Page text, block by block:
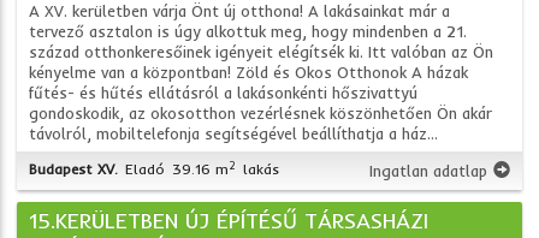
A XV. kerületben várja Önt új otthona! A lakásainkat már a
tervező asztalon is úgy alkottuk meg, hogy mindenben a 21.
század otthonkeresőinek igényeit elégítsék ki. Itt valóban az Ön
kényelme van a központban! Zöld és Okos Otthonok A házak
fűtés- és hűtés ellátásról a lakásonkénti hőszivattyú
gondoskodik, az okosotthon vezérlésnek köszönhetően Ön akár
távolról, mobiltelefonja segítségével beállíthatja a ház...
Budapest XV. Eladó 39.16 m2 lakás Ingatlan adatlap
15.KERÜLETBEN ÚJ ÉPÍTÉSŰ TÁRSASHÁZI